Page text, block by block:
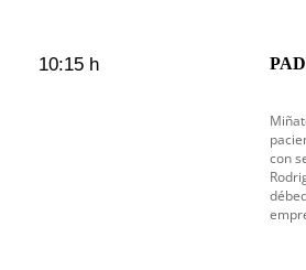
10:15 h
con